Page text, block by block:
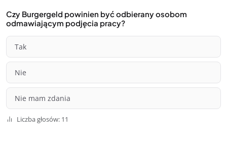
Czy Burgergeld powinien być odbierany osobom
odmawiającym podjęcia pracy?
Tak
Nie
Nie mam zdania
Liczba głosów: 11